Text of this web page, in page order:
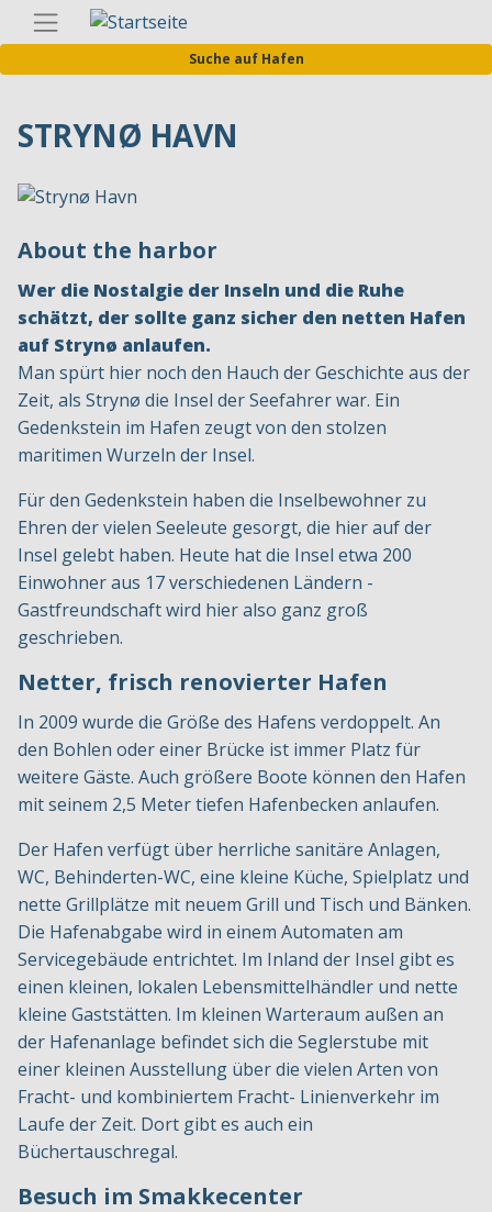
Direkt
zum
Inhalt
Suche auf Hafen
STRYNØ HAVN
About the harbor
Wer die Nostalgie der Inseln und die Ruhe
schätzt, der sollte ganz sicher den netten Hafen
auf Strynø anlaufen.
Man spürt hier noch den Hauch der Geschichte aus der
Zeit, als Strynø die Insel der Seefahrer war. Ein
Gedenkstein im Hafen zeugt von den stolzen
maritimen Wurzeln der Insel.
Für den Gedenkstein haben die Inselbewohner zu
Ehren der vielen Seeleute gesorgt, die hier auf der
Insel gelebt haben. Heute hat die Insel etwa 200
Einwohner aus 17 verschiedenen Ländern -
Gastfreundschaft wird hier also ganz groß
geschrieben.
Netter, frisch renovierter Hafen
In 2009 wurde die Größe des Hafens verdoppelt. An
den Bohlen oder einer Brücke ist immer Platz für
weitere Gäste. Auch größere Boote können den Hafen
mit seinem 2,5 Meter tiefen Hafenbecken anlaufen.
Der Hafen verfügt über herrliche sanitäre Anlagen,
WC, Behinderten-WC, eine kleine Küche, Spielplatz und
nette Grillplätze mit neuem Grill und Tisch und Bänken.
Die Hafenabgabe wird in einem Automaten am
Servicegebäude entrichtet. Im Inland der Insel gibt es
einen kleinen, lokalen Lebensmittelhändler und nette
kleine Gaststätten. Im kleinen Warteraum außen an
der Hafenanlage befindet sich die Seglerstube mit
einer kleinen Ausstellung über die vielen Arten von
Fracht- und kombiniertem Fracht- Linienverkehr im
Laufe der Zeit. Dort gibt es auch ein
Büchertauschregal.
Besuch im Smakkecenter